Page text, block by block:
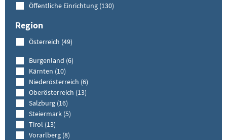
Öffentliche Einrichtung (130)
Region
Österreich (49)
Burgenland (6)
Kärnten (10)
Niederösterreich (6)
Oberösterreich (13)
Salzburg (16)
Steiermark (5)
Tirol (13)
Vorarlberg (8)